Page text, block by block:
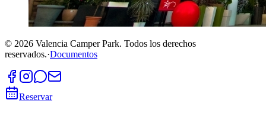
© 2026 Valencia Camper Park. Todos los derechos
reservados.·Documentos
Reservar